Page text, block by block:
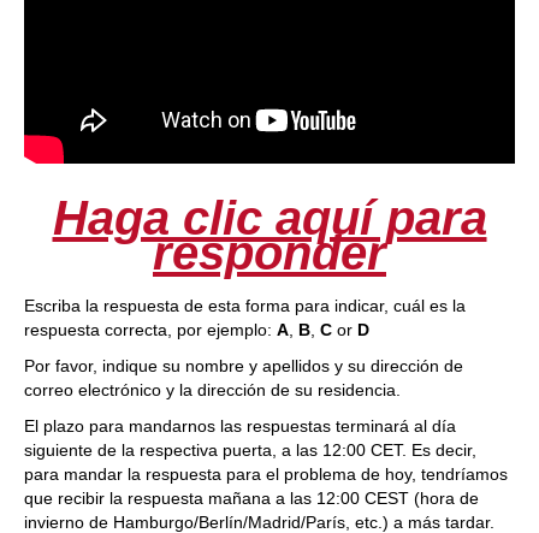
Haga clic aquí para
responder
Escriba la respuesta de esta forma para indicar, cuál es la
respuesta correcta, por ejemplo: A B C or D
Por favor, indique su nombre y apellidos y su dirección de
correo electrónico y la dirección de su residencia.
El plazo para mandarnos las respuestas terminará al día
siguiente de la respectiva puerta, a las 12:00 CET. Es decir,
para mandar la respuesta para el problema de hoy, tendríamos
que recibir la respuesta mañana a las 12:00 CEST (hora de
invierno de Hamburgo/Berlín/Madrid/París, etc.) a más tardar.